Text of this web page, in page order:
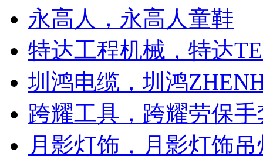
永高人，永高人童鞋
特达工程机械，特达
圳鸿电缆，圳鸿
跨耀工具，跨耀劳保手
月影灯饰，月影灯饰吊